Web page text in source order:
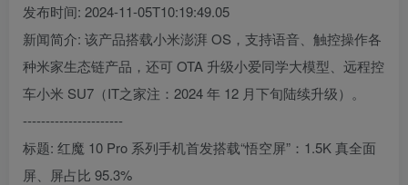
发布时间: 2024-11-05T10:19:49.05
新闻简介: 该产品搭载小米澎湃 OS，支持语音、触控操作各
种米家生态链产品，还可 OTA 升级小爱同学大模型、远程控
车小米 SU7（IT之家注：2024 年 12 月下旬陆续升级）。
----------------------
标题: 红魔 10 Pro 系列手机首发搭载“悟空屏”：1.5K 真全面
屏、屏占比 95.3%